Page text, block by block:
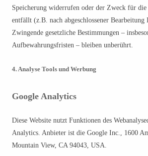
Speicherung widerrufen oder der Zweck für die
entfällt (z.B. nach abgeschlossener
Zwingende gesetzliche Bestimmungen –
Aufbewahrungsfristen – bleiben unberührt.
4. Analyse Tools und Werbung
Google Analytics
Diese Website nutzt Funktionen des
Analytics. Anbieter ist die Google Inc., 1600
Mountain View, CA 94043, USA.